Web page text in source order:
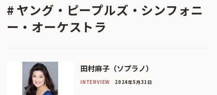
ヤング・ピープルズ・シンフォニ
ー・オーケストラ
田村麻子（ソプラノ）
INTERVIEW 2024年5月31日